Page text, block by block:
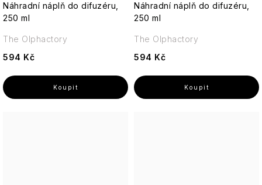
Náhradní náplň do difuzéru,
250 ml
594 Kč
The Olphactory
Náhradní náplň do difuzéru,
250 ml
594 Kč
The Olphactory